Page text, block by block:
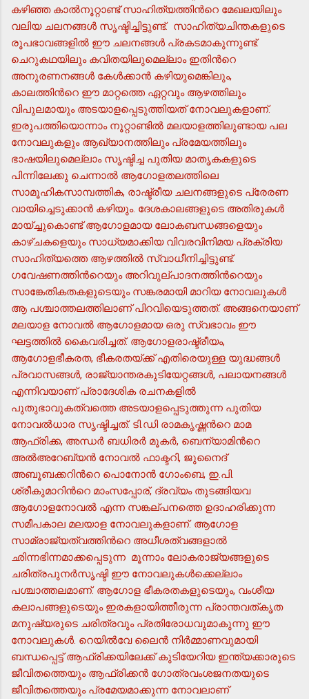
കഴിഞ്ഞ കാല്‍നൂറ്റാണ്ട് സാഹിത്യത്തിന്‍റെ മേഖലയിലും
വലിയ ചലനങ്ങള്‍ സൃഷ്ടിച്ചിട്ടുണ്ട്. സാഹിത്യചിന്തകളുടെ
രൂപഭാവങ്ങളില്‍ ഈ ചലനങ്ങള്‍ പ്രകടമാകുന്നുണ്ട്.
ചെറുകഥയിലും കവിതയിലുമെല്ലാം ഇതിന്‍റെ
അനുരണനങ്ങള്‍ കേള്‍ക്കാന്‍ കഴിയുമെങ്കിലും,
കാലത്തിന്‍റെ ഈ മാറ്റത്തെ ഏറ്റവും ആഴത്തിലും
വിപുലമായും അടയാളപ്പെടുത്തിയത് നോവലുകളാണ്.
ഇരുപത്തിയൊന്നാം നൂറ്റാണ്ടില്‍ മലയാളത്തിലുണ്ടായ പല
നോവലുകളും ആഖ്യാനത്തിലും പ്രമേയത്തിലും
ഭാഷയിലുമെല്ലാം സൃഷ്ടിച്ച പുതിയ മാതൃകകളുടെ
പിന്നിലേക്കു ചെന്നാല്‍ ആഗോളതലത്തിലെ
സാമൂഹികസാമ്പത്തിക, രാഷ്ട്രീയ ചലനങ്ങളുടെ പ്രേരണ
വായിച്ചെടുക്കാന്‍ കഴിയും. ദേശകാലങ്ങളുടെ അതിരുകള്‍
മായ്ച്ചുകൊണ്ട് ആഗോളമായ ലോകബന്ധങ്ങളെയും
കാഴ്ചകളെയും സാധ്യമാക്കിയ വിവരവിനിമയ പ്രക്രിയ
സാഹിത്യത്തെ ആഴത്തില്‍ സ്വാധീനിച്ചിട്ടുണ്ട്.
ഗവേഷണത്തിന്‍റെയും അറിവുല്പാദനത്തിന്‍റെയും
സാങ്കേതികതകളുടെയും സങ്കരമായി മാറിയ നോവലുകള്‍
ആ പശ്ചാത്തലത്തിലാണ് പിറവിയെടുത്തത്. അങ്ങനെയാണ്
മലയാള നോവല്‍ ആഗോളമായ ഒരു സ്വഭാവം ഈ
ഘട്ടത്തില്‍ കൈവരിച്ചത്. ആഗോളരാഷ്ട്രീയം,
ആഗോളഭീകരത, ഭീകരതയ്ക്ക് എതിരെയുള്ള യുദ്ധങ്ങള്‍
പ്രവാസങ്ങള്‍, രാജ്യാന്തരകുടിയേറ്റങ്ങള്‍, പലായനങ്ങള്‍
എന്നിവയാണ് പ്രാദേശിക രചനകളില്‍
പുതുഭാവുകത്വത്തെ അടയാളപ്പെടുത്തുന്ന പുതിയ
നോവല്‍ധാര സൃഷ്ടിച്ചത്. ടി.ഡി രാമകൃഷ്ണന്‍റെ മാമ
ആഫ്രിക്ക, അന്ധര്‍ ബധിരര്‍ മൂകര്‍, ബെന്യാമിന്‍റെ
അല്‍അറേബ്യന്‍ നോവല്‍ ഫാക്ടറി, ജുനൈദ്
അബൂബക്കറിന്‍റെ പൊനോന്‍ ഗോംബെ, ഇ.പി.
ശ്രീകുമാറിന്‍റെ മാംസപ്പോര്, ദ്രവ്യം തുടങ്ങിയവ
ആഗോളനോവല്‍ എന്ന സങ്കല്പനത്തെ ഉദാഹരിക്കുന്ന
സമീപകാല മലയാള നോവലുകളാണ്. ആഗോള
സാമ്രാജ്യത്വത്തിന്‍റെ അധീശത്വങ്ങളാല്‍
ഛിന്നഭിന്നമാക്കപ്പെടുന്ന മൂന്നാം ലോകരാജ്യങ്ങളുടെ
ചരിത്രപുനര്‍സൃഷ്ടി ഈ നോവലുകള്‍ക്കെല്ലാം
പശ്ചാത്തലമാണ്. ആഗോള ഭീകരതകളുടെയും, വംശീയ
കലാപങ്ങളുടെയും ഇരകളായിത്തീരുന്ന പ്രാന്തവത്കൃത
മനുഷ്യരുടെ ചരിത്രവും പ്രതിരോധവുമാകുന്നു ഈ
നോവലുകള്‍. റെയില്‍വേ ലൈന്‍ നിര്‍മ്മാണവുമായി
ബന്ധപ്പെട്ട് ആഫ്രിക്കയിലേക്ക് കുടിയേറിയ ഇന്ത്യക്കാരുടെ
ജീവിതത്തെയും ആഫ്രിക്കന്‍ ഗോത്രവംശജനതയുടെ
ജീവിതത്തെയും പ്രമേയമാക്കുന്ന നോവലാണ്